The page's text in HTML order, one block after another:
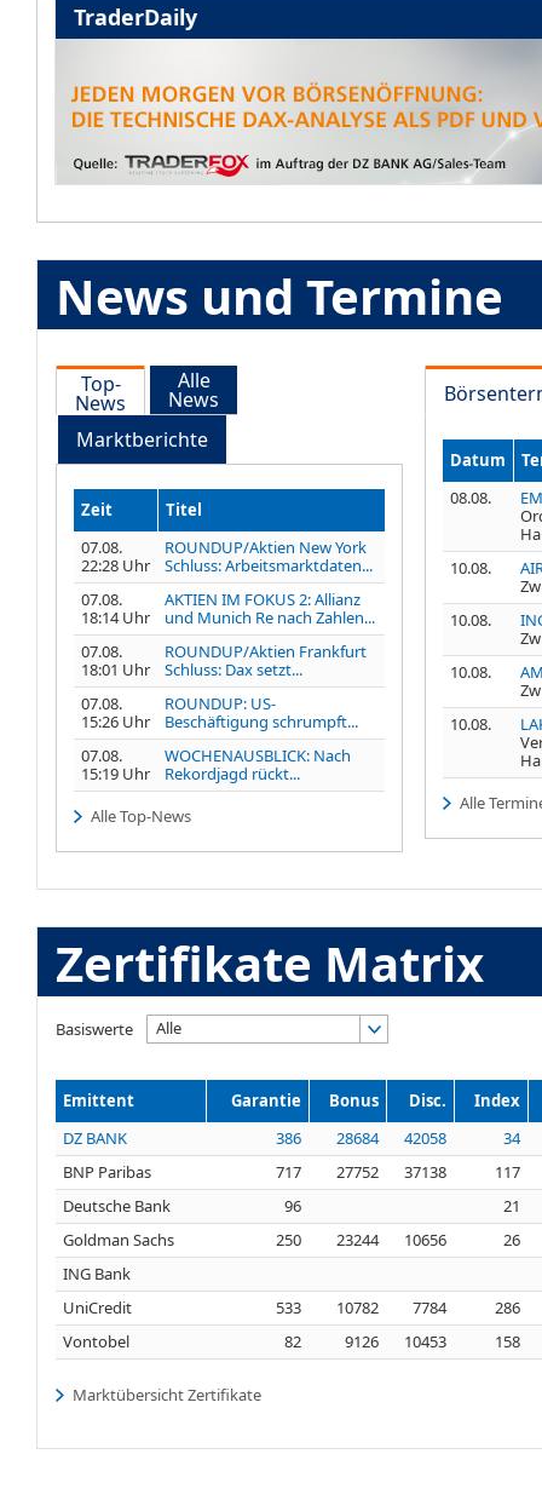
TraderDaily
News und Termine
Top-
News
Alle
News
Marktberichte
Zeit
Titel
07.08.
22:28 Uhr
ROUNDUP/Aktien New York
Schluss: Arbeitsmarktdaten...
07.08.
18:14 Uhr
AKTIEN IM FOKUS 2: Allianz
und Munich Re nach Zahlen...
07.08.
18:01 Uhr
ROUNDUP/Aktien Frankfurt
Schluss: Dax setzt...
07.08.
15:26 Uhr
ROUNDUP: US-
Beschäftigung schrumpft...
07.08.
15:19 Uhr
WOCHENAUSBLICK: Nach
Rekordjagd rückt...
Alle Top-News
Datum
08.08.
10.08.
10.08.
10.08.
10.08.
Alle
Zertifikate Matrix
Basiswerte Alle
Emittent Garantie Bonus Disc.
Index
DZ BANK
386 28684 42058
34
BNP Paribas
717 27752 37138
117
Deutsche Bank
96
21
Goldman Sachs
250 23244 10656
26
ING Bank
UniCredit
533 10782 7784
286
Vontobel
82 9126 10453 158
Marktübersicht Zertifikate